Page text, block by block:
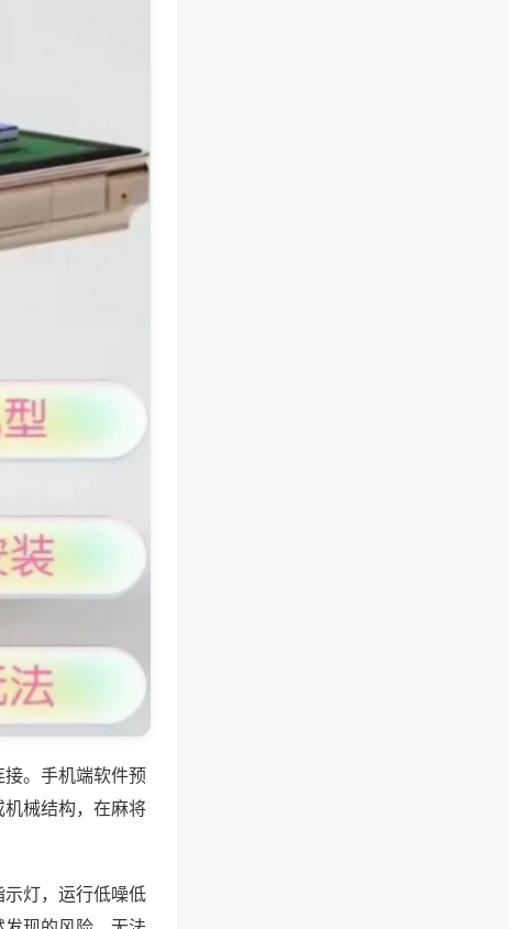
。手机端软件预
械结构，在麻将
灯，运行低噪低